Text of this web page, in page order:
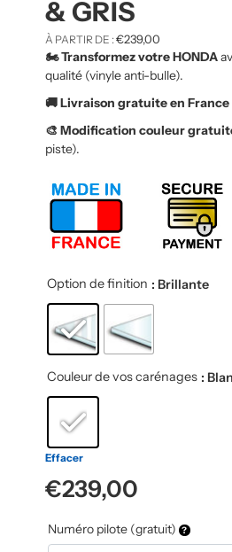
& GRIS
À PARTIR DE : €239,00
🏍️ Transformez votre HONDA
qualité (vinyle anti-bulle).
🚚 Livraison gratuite en France
🎨 Modification couleur
piste).
Option de finition : Brillante
Couleur de vos carénages :
Effacer
€239,00
Numéro pilote (gratuit)